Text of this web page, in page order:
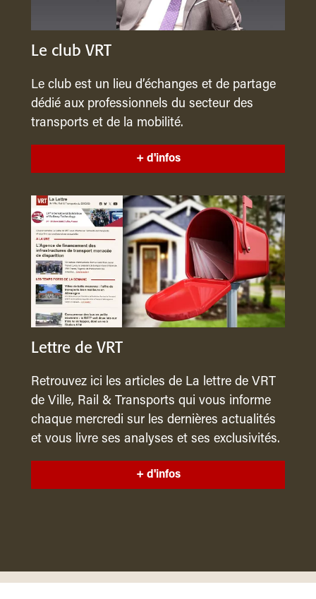
Le club VRT
Le club est un lieu d’échanges et de partage
dédié aux professionnels du secteur des
transports et de la mobilité.
+ d'infos
Lettre de VRT
Retrouvez ici les articles de La lettre de VRT
de Ville, Rail & Transports qui vous informe
chaque mercredi sur les dernières actualités
et vous livre ses analyses et ses exclusivités.
+ d'infos